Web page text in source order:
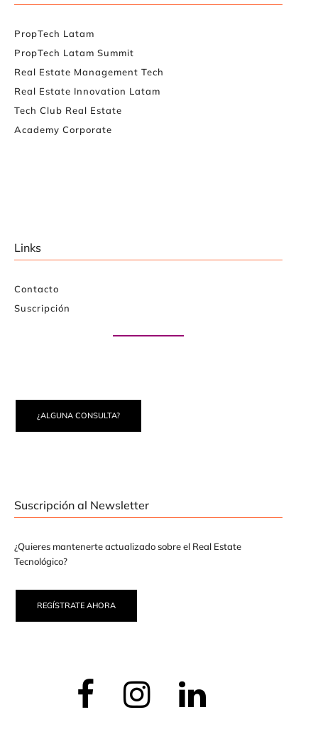
PropTech Latam
PropTech Latam Summit
Real Estate Management Tech
Real Estate Innovation Latam
Tech Club Real Estate
Academy Corporate
Links
Contacto
Suscripción
¿ALGUNA CONSULTA?
Suscripción al Newsletter
¿Quieres mantenerte actualizado sobre el Real Estate
Tecnológico?
REGÍSTRATE AHORA